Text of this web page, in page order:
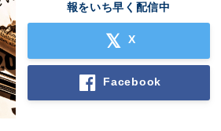
報をいち早く配信中
X
Facebook